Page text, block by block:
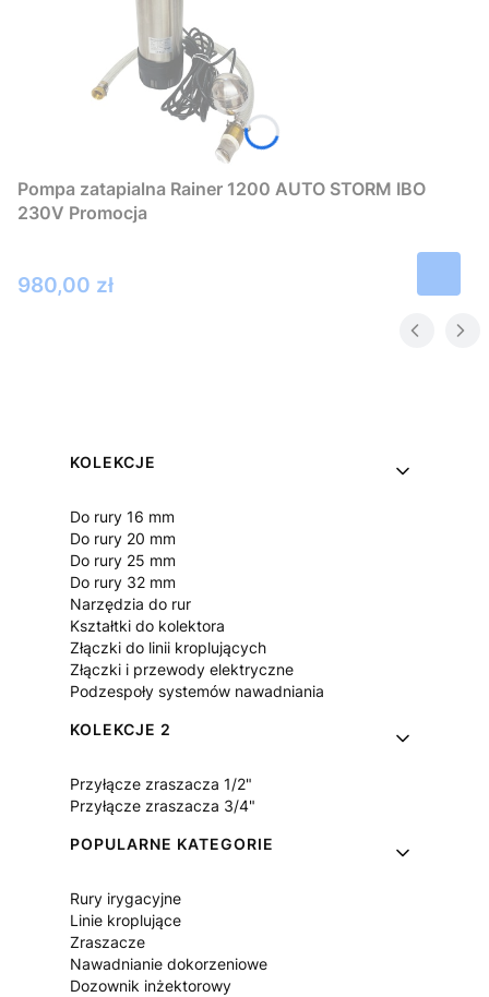
Pompa zatapialna Rainer 1200 AUTO STORM IBO
230V Promocja
Cena
980,00 zł
Linki w stopce
KOLEKCJE
Do rury 16 mm
Do rury 20 mm
Do rury 25 mm
Do rury 32 mm
Narzędzia do rur
Kształtki do kolektora
Złączki do linii kroplujących
Złączki i przewody elektryczne
Podzespoły systemów nawadniania
KOLEKCJE 2
Przyłącze zraszacza 1/2"
Przyłącze zraszacza 3/4"
POPULARNE KATEGORIE
Rury irygacyjne
Linie kroplujące
Zraszacze
Nawadnianie dokorzeniowe
Dozownik inżektorowy